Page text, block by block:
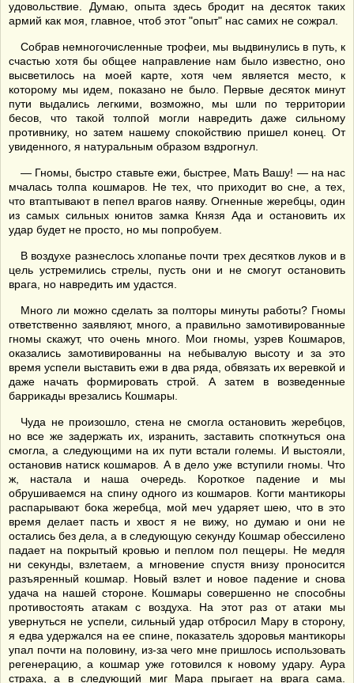
удовольствие. Думаю, опыта здесь бродит на десяток таких
армий как моя, главное, чтоб этот "опыт" нас самих не сожрал.
Собрав немногочисленные трофеи, мы выдвинулись в путь, к
счастью хотя бы общее направление нам было известно, оно
высветилось на моей карте, хотя чем является место, к
которому мы идем, показано не было. Первые десяток минут
пути выдались легкими, возможно, мы шли по территории
бесов, что такой толпой могли навредить даже сильному
противнику, но затем нашему спокойствию пришел конец. От
увиденного, я натуральным образом вздрогнул.
— Гномы, быстро ставьте ежи, быстрее, Мать Вашу! — на нас
мчалась толпа кошмаров. Не тех, что приходит во сне, а тех,
что втаптывают в пепел врагов наяву. Огненные жеребцы, один
из самых сильных юнитов замка Князя Ада и остановить их
удар будет не просто, но мы попробуем.
В воздухе разнеслось хлопанье почти трех десятков луков и в
цель устремились стрелы, пусть они и не смогут остановить
врага, но навредить им удастся.
Много ли можно сделать за полторы минуты работы? Гномы
ответственно заявляют, много, а правильно замотивированные
гномы скажут, что очень много. Мои гномы, узрев Кошмаров,
оказались замотивированны на небывалую высоту и за это
время успели выставить ежи в два ряда, обвязать их веревкой и
даже начать формировать строй. А затем в возведенные
баррикады врезались Кошмары.
Чуда не произошло, стена не смогла остановить жеребцов,
но все же задержать их, изранить, заставить споткнуться она
смогла, а следующими на их пути встали големы. И выстояли,
остановив натиск кошмаров. А в дело уже вступили гномы. Что
ж, настала и наша очередь. Короткое падение и мы
обрушиваемся на спину одного из кошмаров. Когти мантикоры
распарывают бока жеребца, мой меч ударяет шею, что в это
время делает пасть и хвост я не вижу, но думаю и они не
остались без дела, а в следующую секунду Кошмар обессилено
падает на покрытый кровью и пеплом пол пещеры. Не медля
ни секунды, взлетаем, а мгновение спустя внизу проносится
разъяренный кошмар. Новый взлет и новое падение и снова
удача на нашей стороне. Кошмары совершенно не способны
противостоять атакам с воздуха. На этот раз от атаки мы
увернуться не успели, сильный удар отбросил Мару в сторону,
я едва удержался на ее спине, показатель здоровья мантикоры
упал почти на половину, из-за чего мне пришлось использовать
регенерацию, а кошмар уже готовился к новому удару. Аура
страха, а в следующий миг Мара прыгает на врага сама.